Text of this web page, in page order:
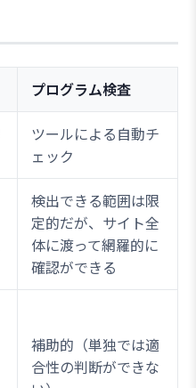
プログラム検査
ツールによる自動チ
ェック
検出できる範囲は限
定的だが、サイト全
体に渡って網羅的に
確認ができる
補助的（単独では適
合性の判断ができな